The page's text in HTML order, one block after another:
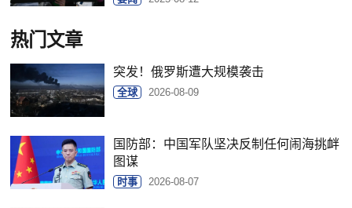
热门文章
突发！俄罗斯遭大规模袭击
全球 2026-08-09
国防部：中国军队坚决反制任何闹海挑衅
图谋
时事 2026-08-07